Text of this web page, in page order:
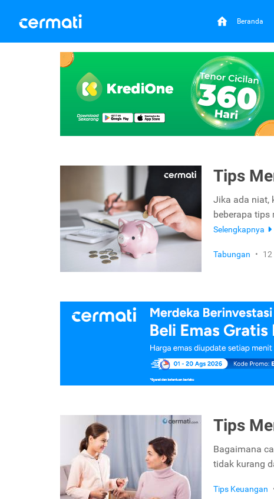
Beranda
Tips
Jika ada niat,
beberapa tips
Selengkapnya
Tabungan • 12
Tips
Bagaimana
tidak kurang
Tips Keuangan